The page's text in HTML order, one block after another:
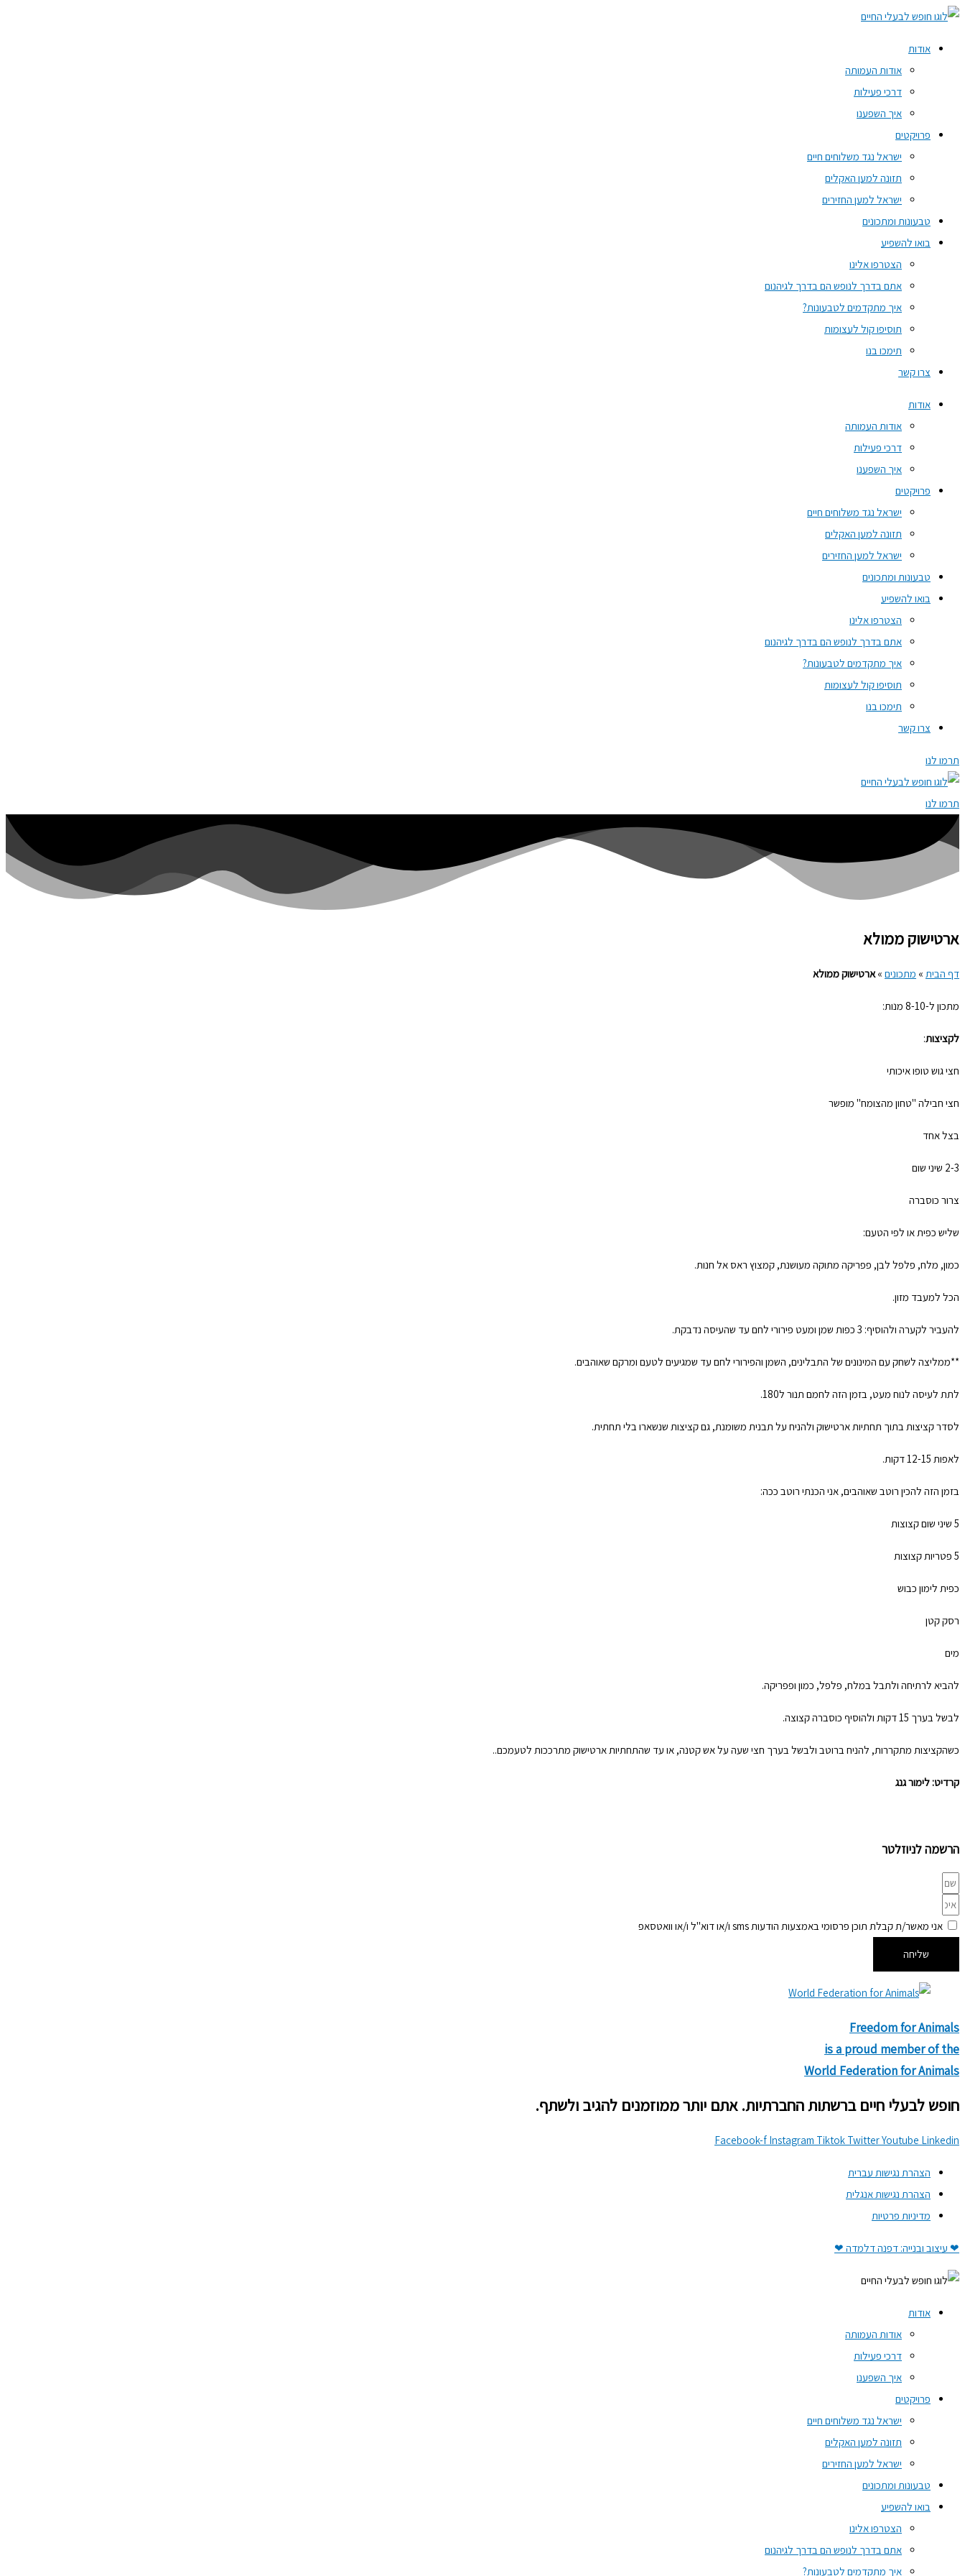
ארטישוק
דילוג
לתוכן
אודות
אודות העמותה
דרכי פעילות
איך השפענו
פרויקטים
ישראל נגד משלוחים חיים
תזונה למען האקלים
ישראל למען החזירים
טבעונות ומתכונים
בואו להשפיע
הצטרפו אלינו
אתם בדרך לנופש הם בדרך לגיהנום
איך מתקדמים לטבעונות?
תוסיפו קול לעצומות
תימכו בנו
צרו קשר
אודות
אודות העמותה
דרכי פעילות
איך השפענו
פרויקטים
ישראל נגד משלוחים חיים
תזונה למען האקלים
ישראל למען החזירים
טבעונות ומתכונים
בואו להשפיע
הצטרפו אלינו
אתם בדרך לנופש הם בדרך לגיהנום
איך מתקדמים לטבעונות?
תוסיפו קול לעצומות
תימכו בנו
צרו קשר
תרמו לנו
תרמו לנו
ארטישוק ממולא
דף הבית » מתכונים »ארטישוק ממולא
מתכון ל-8-10 מנות:
לקציצות:
חצי גוש טופו איכותי
חצי חבילה "טחון מהצומח" מופשר
בצל אחד
2-3 שיני שום
צרור כוסברה
שליש כפית או לפי הטעם:
כמון, מלח, פלפל לבן, פפריקה מתוקה מעושנת, קמצוץ ראס אל חנות.
הכל למעבד מזון.
להעביר לקערה ולהוסיף: 3 כפות שמן ומעט פירורי לחם עד שהעיסה נדבקת.
**ממליצה לשחק עם המינונים של התבלינים, השמן והפירורי לחם עד שמגיעים לטעם ומרקם שאוהבים.
לתת לעיסה לנוח מעט, בזמן הזה לחמם תנור ל180.
לסדר קציצות בתוך תחתיות ארטישוק ולהניח על תבנית משומנת, גם קציצות שנשארו בלי תחתית.
לאפות 12-15 דקות.
בזמן הזה להכין רוטב שאוהבים, אני הכנתי רוטב ככה:
5 שיני שום קצוצות
5 פטריות קצוצות
כפית לימון כבוש
רסק קטן
מים
להביא לרתיחה ולתבל במלח, פלפל, כמון ופפריקה.
לבשל בערך 15 דקות ולהוסיף כוסברה קצוצה.
כשהקציצות מתקררות, להניח ברוטב ולבשל בערך חצי שעה על אש קטנה, או עד שהתחתיות ארטישוק מתרככות לטעמכם..
קרדיט: לימור גנג
הרשמה לניוזלטר
אני מאשר/ת קבלת תוכן פרסומי באמצעות הודעות sms ו/או דוא"ל ו/או וואטסאפ
שליחה
Freedom for Animals
is a proud member of the
World Federation for Animals
חופש לבעלי חיים ברשתות החברתיות. אתם יותר ממוזמנים להגיב ולשתף.
Facebook-f Instagram Tiktok TwitterYoutube Linkedin
הצהרת נגישות עברית
הצהרת נגישות אנגלית
מדיניות פרטיות
❤ עיצוב ובנייה: דפנה דלמדה ❤
אודות
אודות העמותה
דרכי פעילות
איך השפענו
פרויקטים
ישראל נגד משלוחים חיים
תזונה למען האקלים
ישראל למען החזירים
טבעונות ומתכונים
בואו להשפיע
הצטרפו אלינו
אתם בדרך לנופש הם בדרך לגיהנום
איך מתקדמים לטבעונות?